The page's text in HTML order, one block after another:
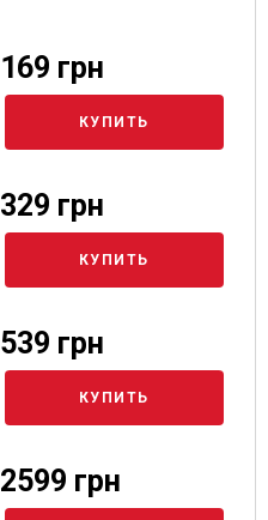
169 грн
КУПИТЬ
329 грн
КУПИТЬ
539 грн
КУПИТЬ
2599 грн